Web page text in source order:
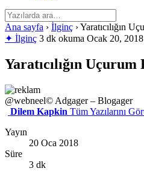
Ana sayfa › İlginç ›Yaratıcılığın
✦ İlginç 3 dk okuma Ocak 20, 2018
Yaratıcılığın
@webneel© Adgager – Blogager
Dilem Kapkin Tüm Yazılarını
Yayın
20 Oca 2018
Süre
3 dk